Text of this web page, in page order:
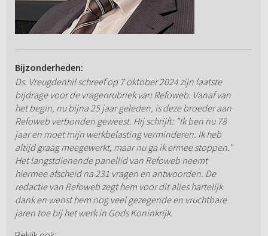
Bijzonderheden:
Ds. Vreugdenhil schreef op 7 oktober 2024 zijn laatste
bijdrage voor de vragenrubriek van Refoweb. Vanaf van
het begin, nu bijna 25 jaar geleden, is deze broeder aan
Refoweb verbonden geweest. Hij schrijft: "Ik ben nu 78
jaar en moet mijn werkbelasting verminderen. Ik heb
altijd graag meegewerkt, maar nu ga ik ermee stoppen."
Het langstdienende panellid van Refoweb neemt
hiermee afscheid na 231 vragen en antwoorden. De
redactie van Refoweb zegt hem voor dit alles hartelijk
dank en wenst hem nog veel gezegende en vruchtbare
jaren toe bij het werk in Gods Koninkrijk.